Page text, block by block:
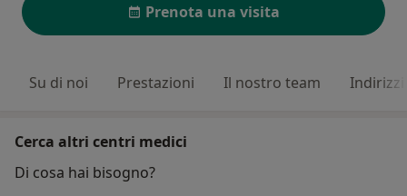
Prenota una visita
Su di noi Prestazioni Il nostro team Indirizzi
Cerca altri centri medici
Di cosa hai bisogno?